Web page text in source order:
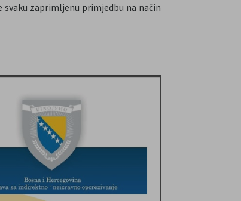
zaprimljenu primjedbu na način